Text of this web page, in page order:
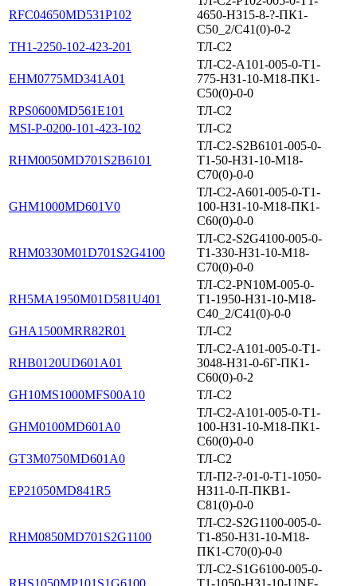
RFC04650MD531P102
4650-НЗ15-8-?-ПК1-
С50_2/С41(0)-0-2
TH1-2250-102-423-201
ТЛ-С2
EHM0775MD341A01
ТЛ-С2-A101-005-0-Т1-
775-НЗ1-10-М18-ПК1-
С50(0)-0-0
RPS0600MD561E101
ТЛ-С2
MSI-P-0200-101-423-102
ТЛ-С2
RHM0050MD701S2B6101
ТЛ-С2-S2B6101-005-0-
Т1-50-НЗ1-10-М18-
С70(0)-0-0
GHM1000MD601V0
ТЛ-С2-А601-005-0-Т1-
100-НЗ1-10-М18-ПК1-
С60(0)-0-0
RHM0330M01D701S2G4100
ТЛ-С2-S2G4100-005-0-
Т1-330-НЗ1-10-М18-
С70(0)-0-0
RH5MA1950M01D581U401
ТЛ-С2-PN10M-005-0-
T1-1950-НЗ1-10-М18-
С40_2/С41(0)-0-0
GHA1500MRR82R01
ТЛ-С2
RHB0120UD601A01
ТЛ-С2-А101-005-0-Т1-
3048-НЗ1-0-6Г-ПК1-
С60(0)-0-2
GH10MS1000MFS00A10
ТЛ-С2
GHM0100MD601A0
ТЛ-С2-А101-005-0-Т1-
100-НЗ1-10-М18-ПК1-
С60(0)-0-0
GT3M0750MD601A0
ТЛ-С2
EP21050MD841R5
ТЛ-П2-?-01-0-Т1-1050-
НЗ11-0-П-ПКВ1-
С81(0)-0-0
RHM0850MD701S2G1100
ТЛ-С2-S2G1100-005-0-
Т1-850-НЗ1-10-М18-
ПК1-С70(0)-0-0
RHS1050MP101S1G6100
ТЛ-С2-S1G6100-005-0-
Т1-1050-НЗ1-10-UNF-